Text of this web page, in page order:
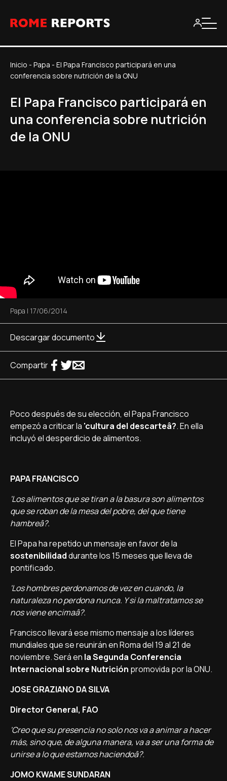
Inicio - Papa - El Papa Francisco participará en una
conferencia sobre nutrición de la ONU
El Papa Francisco participará en
una conferencia sobre nutrición
de la ONU
Papa | 17/06/2014
Descargar documento
Compartir
Poco después de su elección, el Papa Francisco
empezó a criticar la 'cultura del descarteâ?. En ella
incluyó el desperdicio de alimentos.
PAPA FRANCISCO
'Los alimentos que se tiran a la basura son alimentos
que se roban de la mesa del pobre, del que tiene
hambreâ?.
El Papa ha repetido un mensaje en favor de la
sostenibilidaddurante los 15 meses que lleva de
pontificado.
'Los hombres perdonamos de vez en cuando, la
naturaleza no perdona nunca. Y si la maltratamos se
nos viene encimaâ?.
Francisco llevará ese mismo mensaje a los lí­deres
mundiales que se reunirán en Roma del 19 al 21 de
noviembre. Será en la Segunda Conferencia
Internacional sobre Nutrición promovida por la ONU.
JOSE GRAZIANO DA SILVA
Director General, FAO
'Creo que su presencia no solo nos va a animar a hacer
más, sino que, de alguna manera, va a ser una forma de
unirse a lo que estamos haciendoâ?.
JOMO KWAME SUNDARAN